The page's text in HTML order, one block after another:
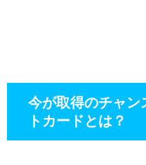
今が取得のチャン
トカードとは？